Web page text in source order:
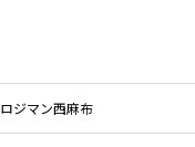
ロジマン西麻布